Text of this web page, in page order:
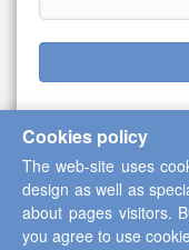
Copyright © 2013-2026
Cookies policy
The web-site uses
design as well as
about pages visitors.
you agree to use